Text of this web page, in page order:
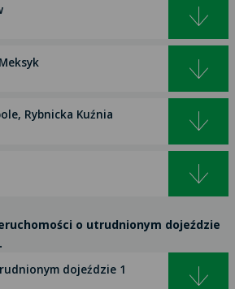
Rybnicka Kuźnia
o utrudnionym dojeździe
dojeździe 1